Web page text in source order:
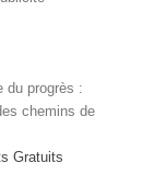
du progrès :
chemins de
Gratuits